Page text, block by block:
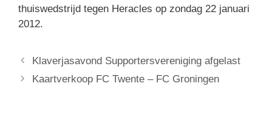
thuiswedstrijd tegen Heracles op zondag 22 januari
2012.
Klaverjasavond Supportersvereniging afgelast
Kaartverkoop FC Twente – FC Groningen